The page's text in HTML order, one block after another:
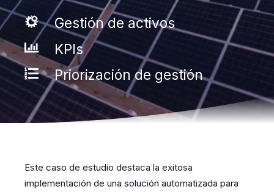
Gestión de activos
KPIs
Priorización de gestión
Este caso de estudio destaca la exitosa
implementación de una solución automatizada para